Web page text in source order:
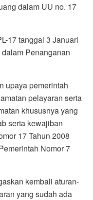
dalam UU no. 17
17 tanggal 3 Januari
Penanganan
upaya pemerintah
pelayaran serta
khususnya yang
serta kewajiban
17 Tahun 2008
Nomor 7
kembali aturan-
yang sudah ada